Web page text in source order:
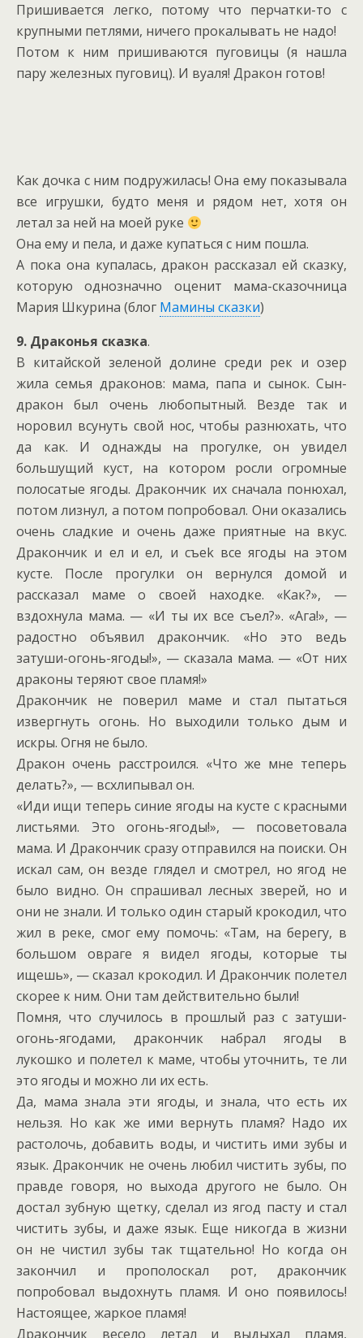
Пришивается легко, потому что перчатки-то с
крупными петлями, ничего прокалывать не надо!
Потом к ним пришиваются пуговицы (я нашла
пару железных пуговиц). И вуаля! Дракон готов!
Как дочка с ним подружилась! Она ему показывала
все игрушки, будто меня и рядом нет, хотя он
летал за ней на моей руке
Она ему и пела, и даже купаться с ним пошла.
А пока она купалась, дракон рассказал ей сказку,
которую однозначно оценит мама-сказочница
Мария Шкурина (блог Мамины сказки)
9. Драконья сказка.
В китайской зеленой долине среди рек и озер
жила семья драконов: мама, папа и сынок. Сын-
дракон был очень любопытный. Везде так и
норовил всунуть свой нос, чтобы разнюхать, что
да как. И однажды на прогулке, он увидел
большущий куст, на котором росли огромные
полосатые ягоды. Дракончик их сначала понюхал,
потом лизнул, а потом попробовал. Они оказались
очень сладкие и очень даже приятные на вкус.
Дракончик и ел и ел, и съеk все ягоды на этом
кусте. После прогулки он вернулся домой и
рассказал маме о своей находке. «Как?», —
вздохнула мама. — «И ты их все съел?». «Ага!», —
радостно объявил дракончик. «Но это ведь
затуши-огонь-ягоды!», — сказала мама. — «От них
драконы теряют свое пламя!»
Дракончик не поверил маме и стал пытаться
извергнуть огонь. Но выходили только дым и
искры. Огня не было.
Дракон очень расстроился. «Что же мне теперь
делать?», — всхлипывал он.
«Иди ищи теперь синие ягоды на кусте с красными
листьями. Это огонь-ягоды!», — посоветовала
мама. И Дракончик сразу отправился на поиски. Он
искал сам, он везде глядел и смотрел, но ягод не
было видно. Он спрашивал лесных зверей, но и
они не знали. И только один старый крокодил, что
жил в реке, смог ему помочь: «Там, на берегу, в
большом овраге я видел ягоды, которые ты
ищешь», — сказал крокодил. И Дракончик полетел
скорее к ним. Они там действительно были!
Помня, что случилось в прошлый раз с затуши-
огонь-ягодами, дракончик набрал ягоды в
лукошко и полетел к маме, чтобы уточнить, те ли
это ягоды и можно ли их есть.
Да, мама знала эти ягоды, и знала, что есть их
нельзя. Но как же ими вернуть пламя? Надо их
растолочь, добавить воды, и чистить ими зубы и
язык. Дракончик не очень любил чистить зубы, по
правде говоря, но выхода другого не было. Он
достал зубную щетку, сделал из ягод пасту и стал
чистить зубы, и даже язык. Еще никогда в жизни
он не чистил зубы так тщательно! Но когда он
закончил и прополоскал рот, дракончик
попробовал выдохнуть пламя. И оно появилось!
Настоящее, жаркое пламя!
Дракончик весело летал и выдыхал пламя,